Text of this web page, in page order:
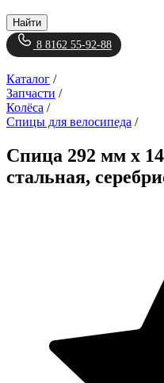
Найти
8 8162 55-92-88
Каталог /
Запчасти /
Колёса /
Спицы для велосипеда /
Спица 292 мм x
стальная,